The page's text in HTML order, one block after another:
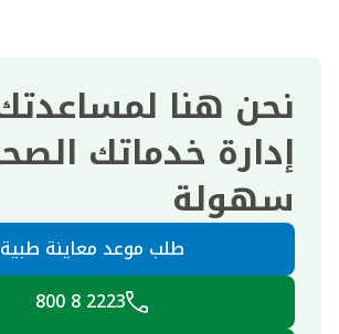
نحن هنا
إدارة خدماتك
سهولة
طلب موعد معاينة طبية
2223 8 800